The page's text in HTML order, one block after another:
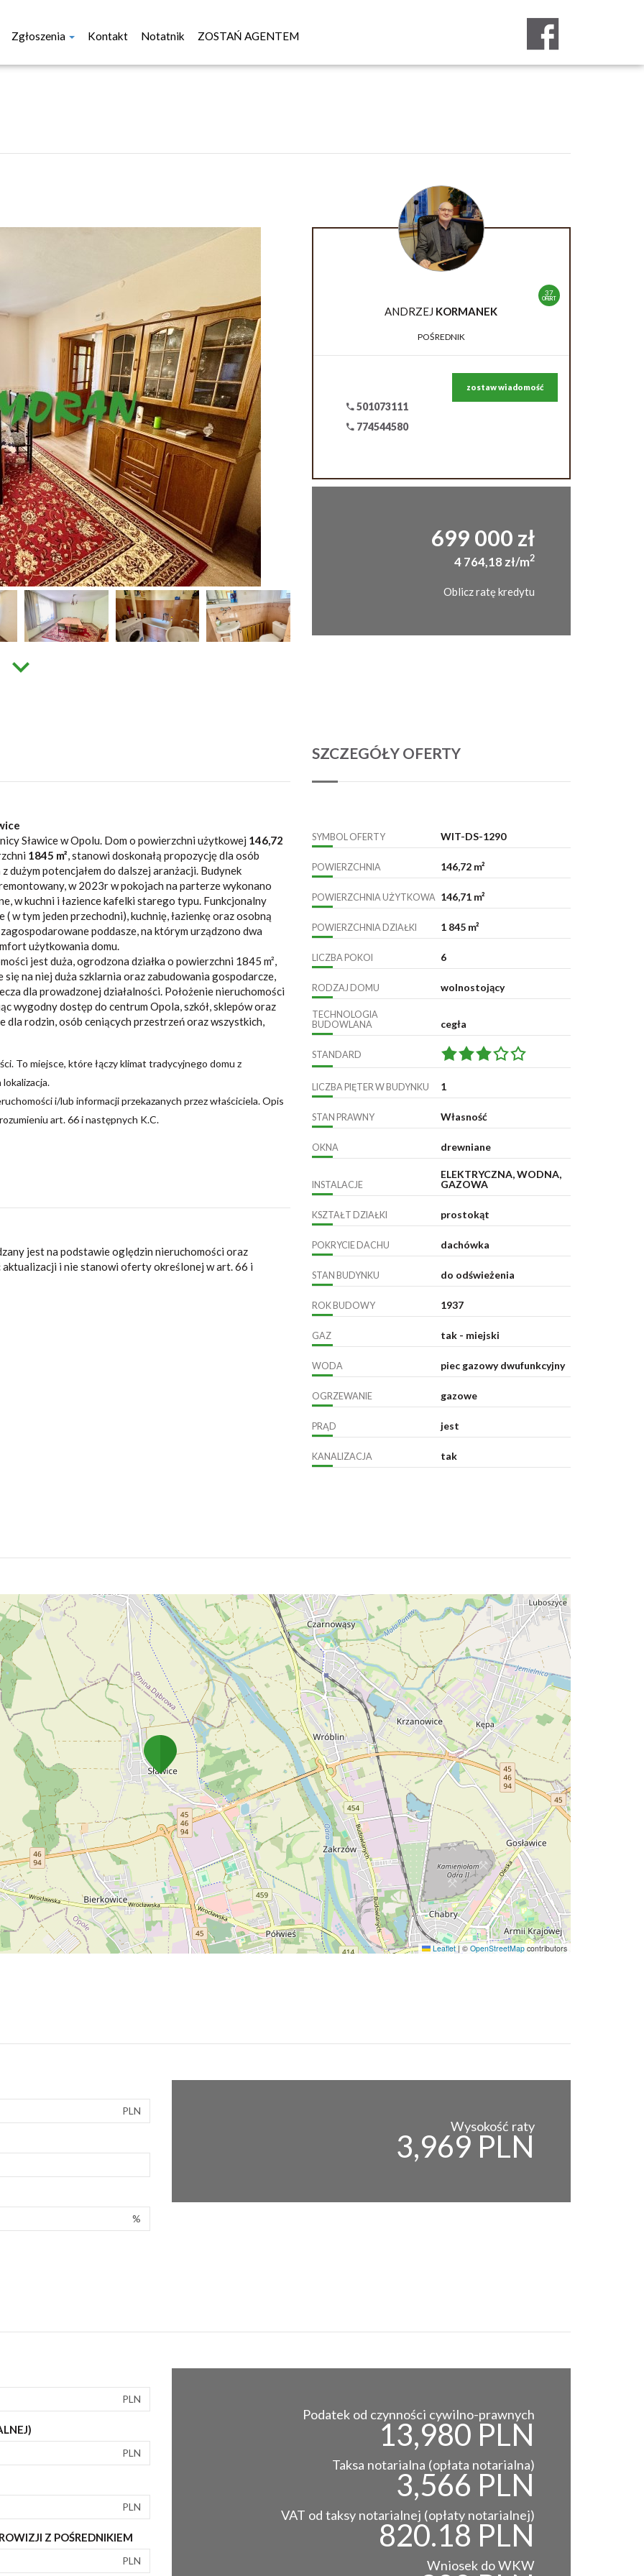
Zgłoszenia Kontakt Notatnik ZOSTAŃ AGENTEM
37
OFERT
ANDRZEJ KORMANEK
POŚREDNIK
501073111
774544580
zostaw wiadomość
699 000 zł
4 764,18 zł/m2
Oblicz ratę kredytu
Sławice w Opolu. Dom o powierzchni użytkowej 146,72
1845 m², stanowi doskonałą propozycję dla osób
potencjałem do dalszej aranżacji. Budynek
w 2023r w pokojach na parterze wykonano
w kuchni i łazience kafelki starego typu. Funkcjonalny
w tym jeden przechodni), kuchnię, łazienkę oraz osobną
poddasze, na którym urządzono dwa
użytkowania domu.
jest duża, ogrodzona działka o powierzchni 1845 m²,
na niej duża szklarnia oraz zabudowania gospodarcze,
dla prowadzonej działalności. Położenie nieruchomości
wygodny dostęp do centrum Opola, szkół, sklepów oraz
rodzin, osób ceniących przestrzeń oraz wszystkich,
To miejsce, które łączy klimat tradycyjnego domu z
i/lub informacji przekazanych przez właściciela. Opis
art. 66 i następnych K.C.
jest na podstawie oględzin nieruchomości oraz
aktualizacji i nie stanowi oferty określonej w art. 66 i
SZCZEGÓŁY OFERTY
SYMBOL OFERTY WIT-DS-1290
POWIERZCHNIA 146,72 m²
POWIERZCHNIA UŻYTKOWA 146,71 m²
POWIERZCHNIA DZIAŁKI 1 845 m²
LICZBA POKOI 6
RODZAJ DOMU wolnostojący
TECHNOLOGIA
BUDOWLANA
cegła
STANDARD
LICZBA PIĘTER W BUDYNKU 1
STAN PRAWNY Własność
OKNA drewniane
INSTALACJE
ELEKTRYCZNA, WODNA,
GAZOWA
KSZTAŁT DZIAŁKI prostokąt
POKRYCIE DACHU dachówka
STAN BUDYNKU do odświeżenia
ROK BUDOWY 1937
GAZ tak - miejski
WODA piec gazowy dwufunkcyjny
OGRZEWANIE gazowe
PRĄD jest
KANALIZACJA tak
Leaflet | © OpenStreetMap contributors
PLN
%
Wysokość raty
3,969 PLN
PLN
PLN
PLN
Z POŚREDNIKIEM
PLN
Podatek od czynności cywilno-prawnych
13,980 PLN
Taksa notarialna (opłata notarialna)
3,566 PLN
VAT od taksy notarialnej (opłaty notarialnej)
820.18 PLN
Wniosek do WKW